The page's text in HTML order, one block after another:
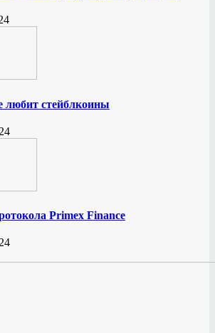
стейблкоины
Primex Finance